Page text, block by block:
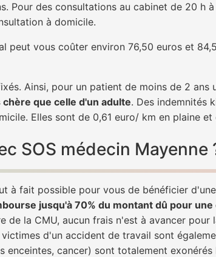
Pour des consultations au cabinet de 20 h
à domicile.
peut vous coûter environ 76,50 euros et
Ainsi, pour un patient de moins de 2 ans
que celle d'un adulte. Des indemnités
Elles sont de 0,61 euro/ km en plaine
SOS médecin Mayenne
à fait possible pour vous de bénéficier
jusqu'à 70% du montant dû pour
de la CMU, aucun frais n'est à avancer
d'un accident de travail sont
enceintes, cancer) sont totalement